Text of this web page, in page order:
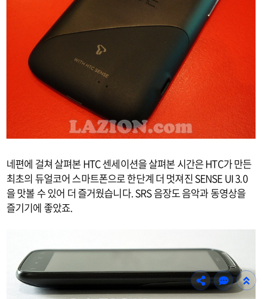
네편에 걸쳐 살펴본 HTC 센세이션을 살펴본 시간은 HTC가 만든
최초의 듀얼코어 스마트폰으로 한단계 더 멋져진 SENSE UI 3.0
을 맛볼 수 있어 더 즐거웠습니다. SRS 음장도 음악과 동영상을
즐기기에 좋았죠.